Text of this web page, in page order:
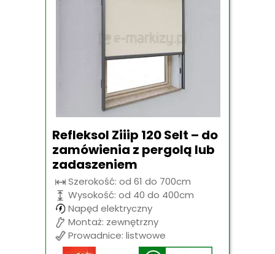
Refleksol Ziiip 120 Selt – do
zamówienia z pergolą lub
zadaszeniem
Szerokość: od 61 do 700cm
Wysokość: od 40 do 400cm
Napęd elektryczny
Montaż: zewnętrzny
Prowadnice: listwowe